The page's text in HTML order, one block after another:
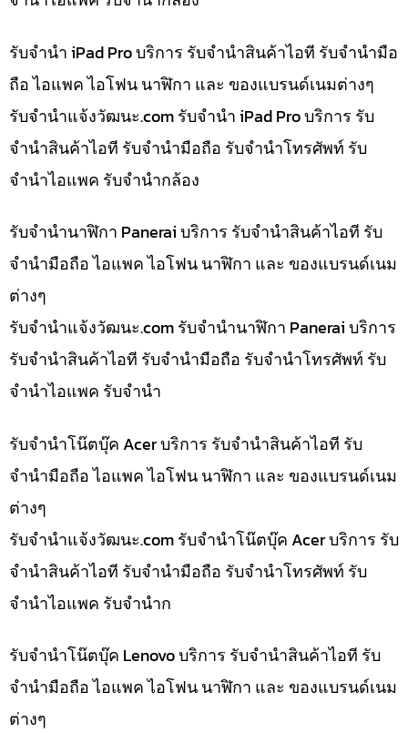
รับจำนำ iPad Pro บริการ รับจำนำสินค้าไอที รับจำนำมือ
ถือ ไอแพค ไอโฟน นาฬิกา และ ของแบรนด์เนมต่างๆ
รับจํานําแจ้งวัฒนะ.com รับจำนำ iPad Pro บริการ รับ
จำนำสินค้าไอที รับจำนำมือถือ รับจำนำโทรศัพท์ รับ
จำนำไอแพค รับจำนำกล้อง
รับจำนำนาฬิกา Panerai บริการ รับจำนำสินค้าไอที รับ
จำนำมือถือ ไอแพค ไอโฟน นาฬิกา และ ของแบรนด์เนม
ต่างๆ
รับจํานําแจ้งวัฒนะ.com รับจำนำนาฬิกา Panerai บริการ
รับจำนำสินค้าไอที รับจำนำมือถือ รับจำนำโทรศัพท์ รับ
จำนำไอแพค รับจำนำ
รับจำนำโน๊ตบุ๊ค Acer บริการ รับจำนำสินค้าไอที รับ
จำนำมือถือ ไอแพค ไอโฟน นาฬิกา และ ของแบรนด์เนม
ต่างๆ
รับจํานําแจ้งวัฒนะ.com รับจำนำโน๊ตบุ๊ค Acer บริการ รับ
จำนำสินค้าไอที รับจำนำมือถือ รับจำนำโทรศัพท์ รับ
จำนำไอแพค รับจำนำก
รับจำนำโน๊ตบุ๊ค Lenovo บริการ รับจำนำสินค้าไอที รับ
จำนำมือถือ ไอแพค ไอโฟน นาฬิกา และ ของแบรนด์เนม
ต่างๆ